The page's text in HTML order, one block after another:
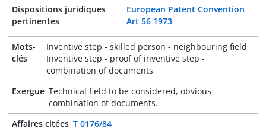
Dispositions juridiques
pertinentes
European Patent Convention
Art 56 1973
Mots-
clés
Inventive step - skilled person - neighbouring field
Inventive step - proof of inventive step -
combination of documents
Exergue Technical field to be considered, obvious
combination of documents.
Affaires citées T 0176/84